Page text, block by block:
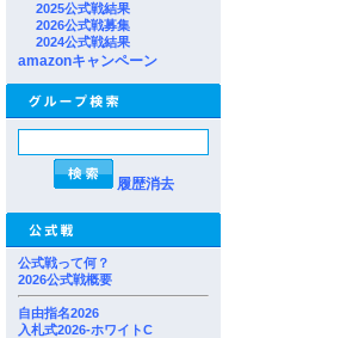
2025公式戦結果
2026公式戦募集
2024公式戦結果
amazonキャンペーン
履歴消去
公式戦って何？
2026公式戦概要
自由指名2026
入札式2026-ホワイトC